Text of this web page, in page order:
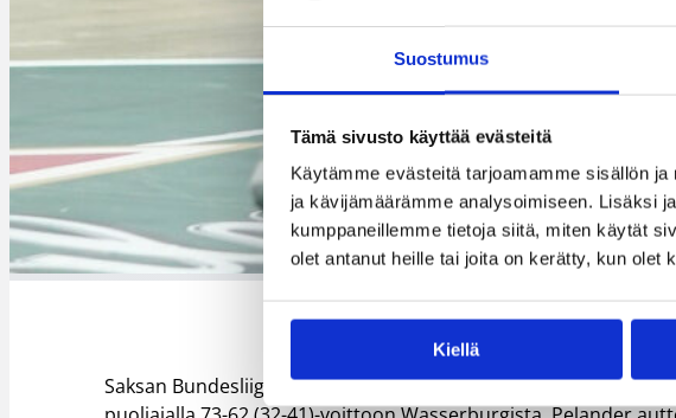
Suostumus
Tämä sivusto käyttää evästeitä
Käytämme evästeitä tarjoamamme sisällön
ja kävijämäärämme analysoimiseen. Lisäksi
kumppaneillemme tietoja siitä, miten käytät
olet antanut heille tai joita on kerätty, kun olet
Kiellä
Sofia Pelander ja
Saksan Bundesliigassa Sofia Pelanderin Herner paranteli